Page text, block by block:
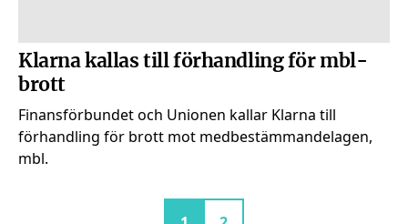
Klarna kallas till förhandling för mbl-
brott
Finansförbundet och Unionen kallar Klarna till
förhandling för brott mot medbestämmandelagen,
mbl.